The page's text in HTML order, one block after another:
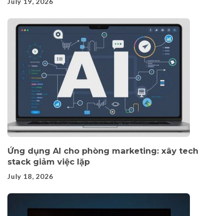
Ứng dụng AI cho phòng marketing: xây tech
stack giảm việc lặp
July 18, 2026